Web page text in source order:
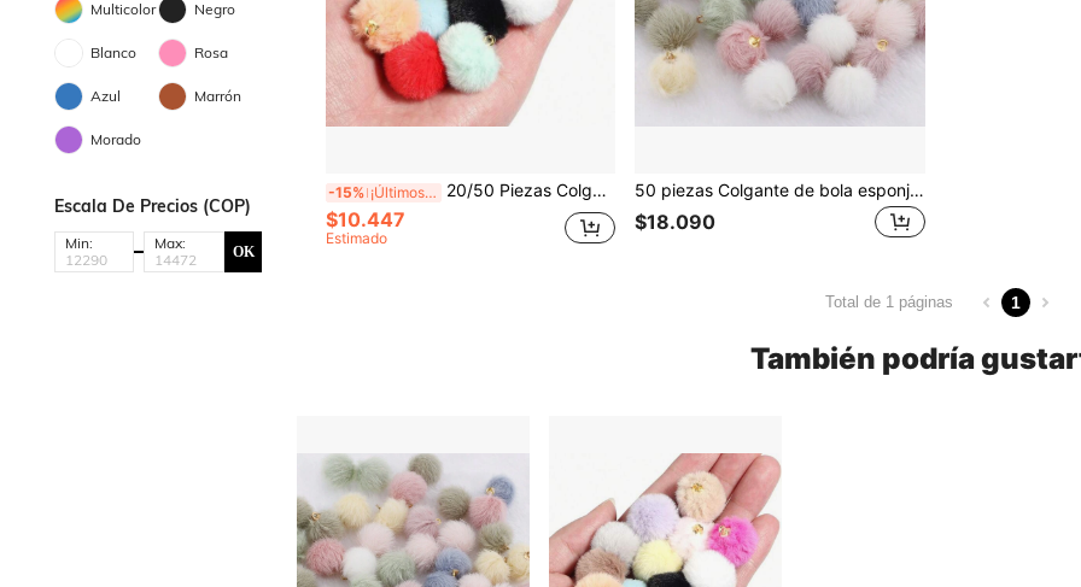
Multicolor Negro
Blanco Rosa
Azul Marrón
Morado
Escala De Precios (COP)
Min: Max: OK
-15% ¡Últimos 3 días 20/50 Piezas Colgante De Pompones De Piel Sintética De Conejo Súper Suave De 2 Cm Y 13 Colores Para Aretes Diy, Accesorios Para El Cabello, Fabricaciones De Suministros Esponjosos Para Llaveros, Colgante De Cadena De Teléfono Móvil
$10.447
Estimado
50 piezas Colgante de bola esponjosa de 1,6 cm para pendiente, collar, fabricación de joyería artesanal Diy, colores mezclados al azar (15-18 colores)
$18.090
Total de 1 páginas 1
También podría